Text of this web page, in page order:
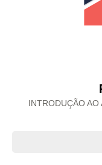
INTRODUÇÃO AO